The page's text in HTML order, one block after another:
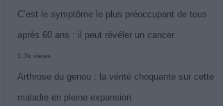
C’est le symptôme le plus préoccupant de tous
après 60 ans : il peut révéler un cancer
1.3k views
Arthrose du genou : la vérité choquante sur cette
maladie en pleine expansion